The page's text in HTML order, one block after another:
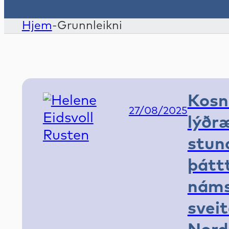
Hjem-Grunnleikni
Publish Date
27/08/2025